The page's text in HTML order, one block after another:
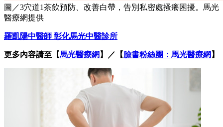
圖／3穴道1茶飲預防、改善白帶，告別私密處搔癢困擾。馬光
醫療網提供
羅凱陽中醫師 彰化馬光中醫診所
更多內容請至【馬光醫療網 】／【臉書粉絲團：馬光醫療網 】